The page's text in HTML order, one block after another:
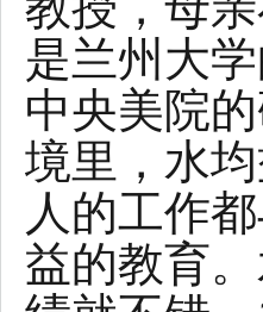
是兰州大
中央美院
境里，水
人的工作
益的教育